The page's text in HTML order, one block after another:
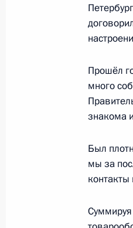
2
2 октября
2 октября
Прошёл
много
знакома
Был
мы за